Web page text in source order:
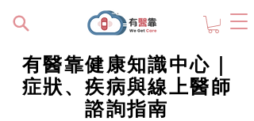
有醫靠健康知識中心｜
症狀、疾病與線上醫師
諮詢指南